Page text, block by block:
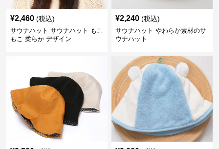
¥2,460 (税込)
サウナハット サウナハット もこ
もこ 柔らか デザイン
¥2,240 (税込)
サウナハット やわらか素材のサ
ウナハット